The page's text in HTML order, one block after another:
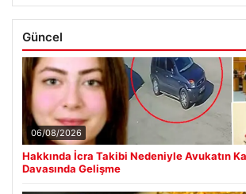
Güncel
06/08/2026
Hakkında İcra Takibi Nedeniyle Avukatın
Davasında Gelişme